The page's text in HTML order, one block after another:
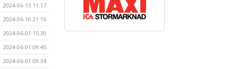
2024-06-13 11:17
2024-06-10 21:16
2024-06-01 15:30
2024-06-01 09:45
2024-06-01 09:34